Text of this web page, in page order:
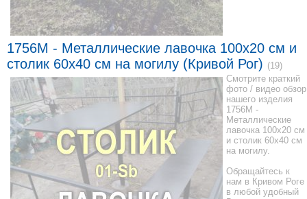
1756M - Металлические лавочка 100x20 см и
столик 60x40 см на могилу (Кривой Рог) (19)
Смотрите краткий
фото / видео обзор
нашего изделия
1756M -
Металлические
лавочка 100x20 см
и столик 60x40 см
на могилу.
Обращайтесь к
нам в Кривом Роге
в любой удобный